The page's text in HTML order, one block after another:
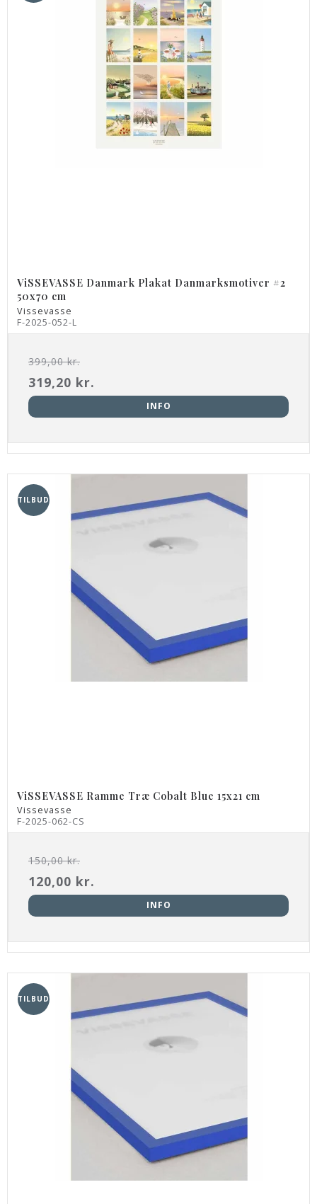
ViSSEVASSE Danmark Plakat Danmarksmotiver #2
50x70 cm
Vissevasse
F-2025-052-L
399,00 kr.
319,20 kr.
INFO
TILBUD
ViSSEVASSE Ramme Træ Cobalt Blue 15x21 cm
Vissevasse
F-2025-062-CS
150,00 kr.
120,00 kr.
INFO
TILBUD